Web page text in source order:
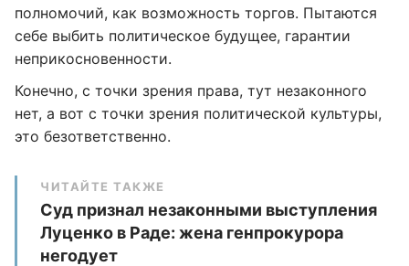
полномочий, как возможность торгов. Пытаются
себе выбить политическое будущее, гарантии
неприкосновенности.
Конечно, с точки зрения права, тут незаконного
нет, а вот с точки зрения политической культуры,
это безответственно.
ЧИТАЙТЕ ТАКЖЕ
Суд признал незаконными выступления
Луценко в Раде: жена генпрокурора
негодует